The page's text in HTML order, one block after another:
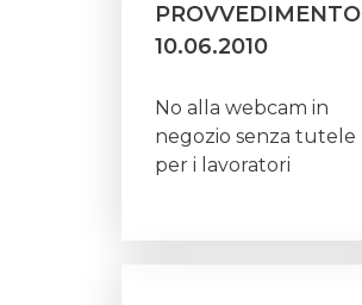
PROVVEDIMENTO
10.06.2010
No alla webcam in
negozio senza tutele
per i lavoratori